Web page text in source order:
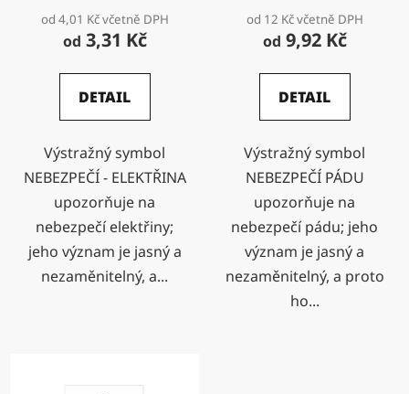
od 4,01 Kč včetně DPH
od 3,31 Kč
DETAIL
Výstražný symbol
NEBEZPEČÍ - ELEKTŘINA
upozorňuje na
nebezpečí elektřiny;
jeho význam je jasný a
nezaměnitelný, a...
od 12 Kč včetně DPH
od 9,92 Kč
DETAIL
Výstražný symbol
NEBEZPEČÍ PÁDU
upozorňuje na
nebezpečí pádu; jeho
význam je jasný a
nezaměnitelný, a proto
ho...